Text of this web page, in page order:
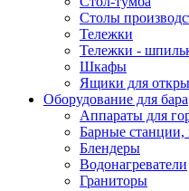
Столы
Тележки
Тележки -
Шкафы
Ящики для
Оборудование для бара
Аппараты для
Барные станции,
Блендеры
Водонагреватели
Граниторы